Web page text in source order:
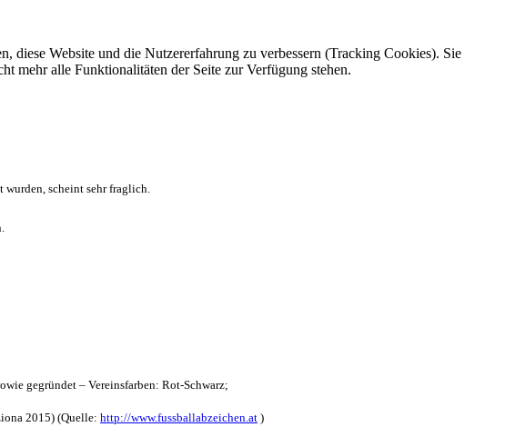
diese Website und die Nutzererfahrung zu verbessern (Tracking Cookies). Sie
mehr alle Funktionalitäten der Seite zur Verfügung stehen.
scheint sehr fraglich.
gegründet – Vereinsfarben: Rot-Schwarz;
2015) (Quelle: http://www.fussballabzeichen.at )